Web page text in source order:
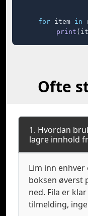
for item in
print
Ofte
1. Hvordan
lagre innhold
Lim inn enhver
boksen øverst
ned. Fila er
tilmelding,